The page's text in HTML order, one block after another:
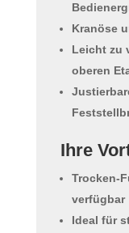
Kranöse
Leicht zu
oberen
Ihre
Trocken-
verfügbar
Ideal für